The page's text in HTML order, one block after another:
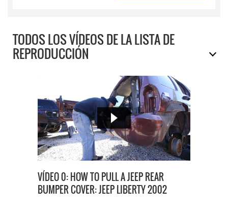
TODOS LOS VÍDEOS DE LA LISTA DE
REPRODUCCIÓN
VÍDEO 0: HOW TO PULL A JEEP REAR
BUMPER COVER: JEEP LIBERTY 2002